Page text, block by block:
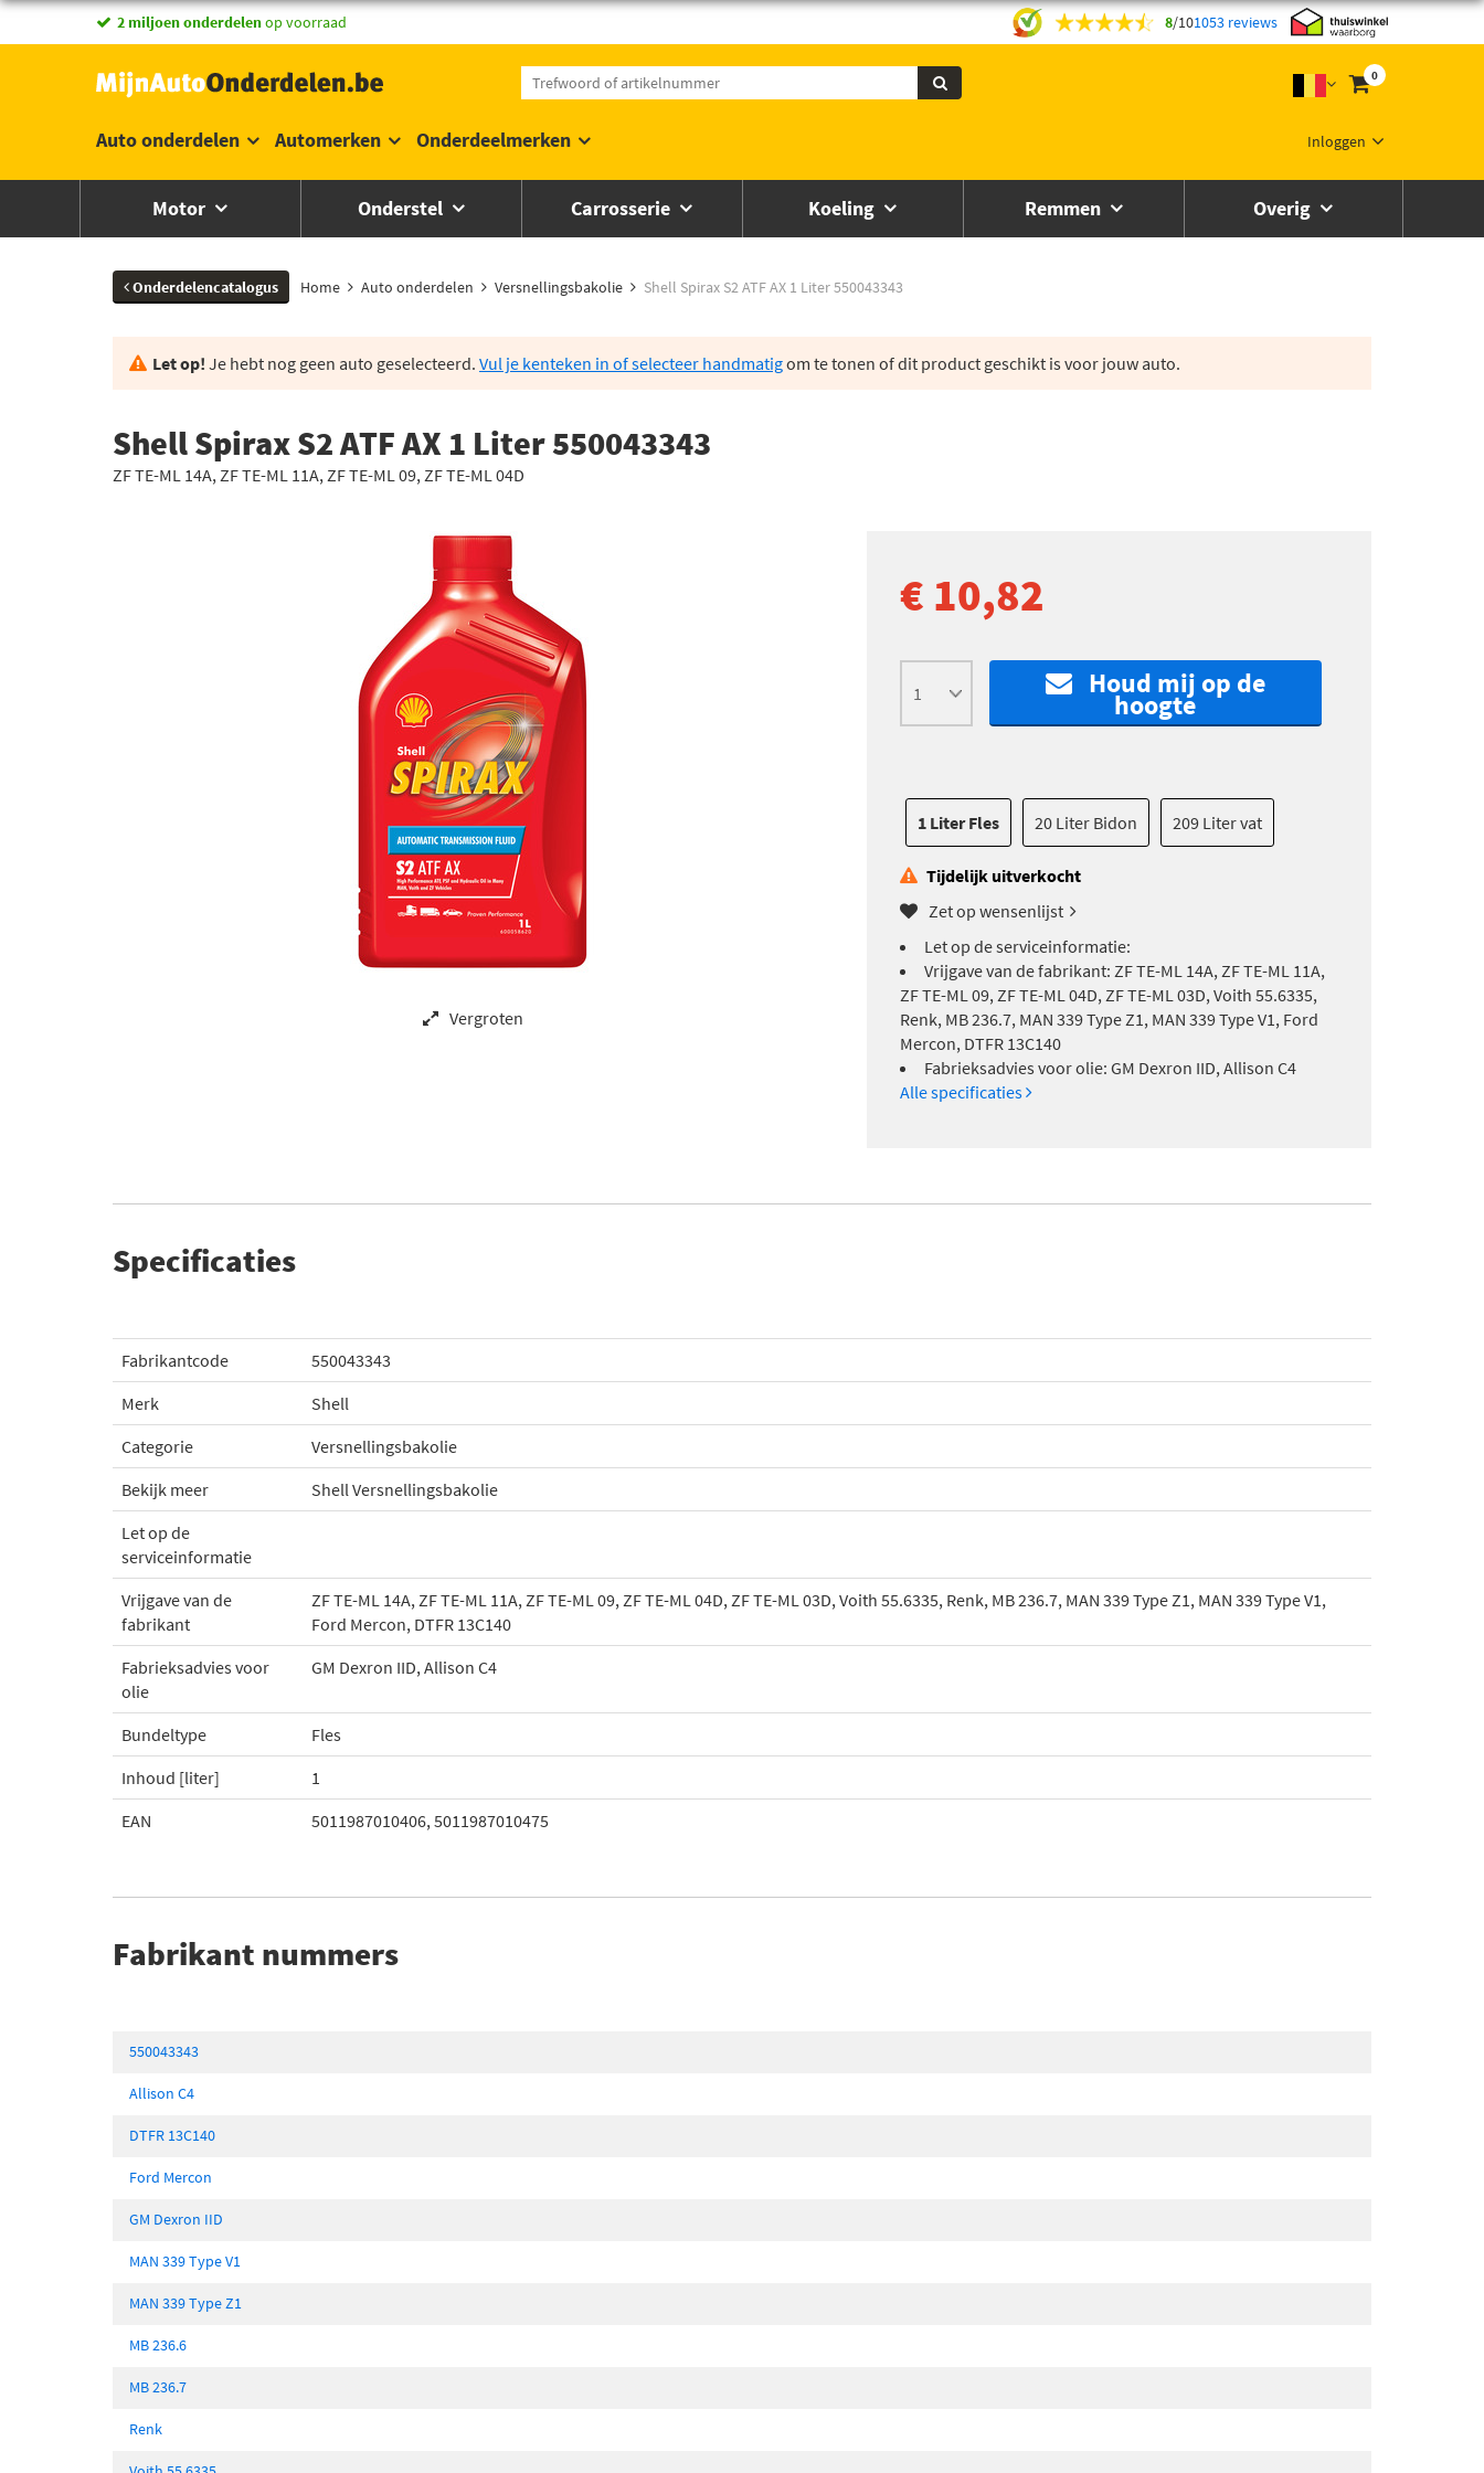
2 miljoen onderdelenop voorraad 8/101053 reviews
0
Inloggen
Auto onderdelen Automerken Onderdeelmerken
Motor Onderstel Carrosserie Koeling Remmen Overig
Onderdelencatalogus Home Auto onderdelen Versnellingsbakolie Shell Spirax S2 ATF AX 1 Liter 550043343
Let op! Je hebt nog geen auto geselecteerd. Vul je kenteken in of selecteer handmatigom te tonen of dit product geschikt is voor jouw auto.
Shell Spirax S2 ATF AX 1 Liter 550043343
ZF TE-ML 14A, ZF TE-ML 11A, ZF TE-ML 09, ZF TE-ML 04D
Vergroten
€ 10,82
Houd mij op de
hoogte
1 Liter Fles 20 Liter Bidon 209 Liter vat
Tijdelijk uitverkocht
Zet op wensenlijst
Let op de serviceinformatie:
Vrijgave van de fabrikant: ZF TE-ML 14A, ZF TE-ML 11A,
ZF TE-ML 09, ZF TE-ML 04D, ZF TE-ML 03D, Voith 55.6335,
Renk, MB 236.7, MAN 339 Type Z1, MAN 339 Type V1, Ford
Mercon, DTFR 13C140
Fabrieksadvies voor olie: GM Dexron IID, Allison C4
Alle specificaties
Specificaties
Fabrikantcode
550043343
Merk
Shell
Categorie
Versnellingsbakolie
Bekijk meer
Shell Versnellingsbakolie
Let op de
serviceinformatie
Vrijgave van de
fabrikant
ZF TE-ML 14A, ZF TE-ML 11A, ZF TE-ML 09, ZF TE-ML 04D, ZF TE-ML 03D, Voith 55.6335, Renk, MB 236.7, MAN 339 Type Z1, MAN 339 Type V1,
Ford Mercon, DTFR 13C140
Fabrieksadvies voor
olie
GM Dexron IID, Allison C4
Bundeltype
Fles
Inhoud [liter]
1
EAN
5011987010406, 5011987010475
Fabrikant nummers
550043343
Allison C4
DTFR 13C140
Ford Mercon
GM Dexron IID
MAN 339 Type V1
MAN 339 Type Z1
MB 236.6
MB 236.7
Renk